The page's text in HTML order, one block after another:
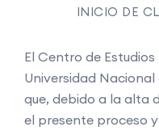
INICIO DE
El Centro de
Universidad Nacional
que, debido a la alta
el presente proceso